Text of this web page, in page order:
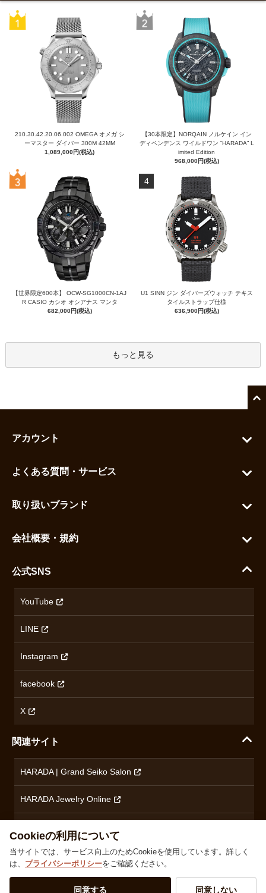
210.30.42.20.06.002 OMEGA オメガ シ
ーマスター ダイバー 300M 42MM
1,089,000円(税込)
【30本限定】NORQAIN ノルケイン イン
ディペンデンス ワイルドワン “HARADA” L
imited Edition
968,000円(税込)
【世界限定600本】 OCW-SG1000CN-1AJ
R CASIO カシオ オシアナス マンタ
682,000円(税込)
4
U1 SINN ジン ダイバーズウォッチ テキス
タイルストラップ仕様
636,900円(税込)
もっと見る
アカウント
お気に入りを見る
よくある質問・サービス
ご利用ガイド
配送・送料について
取り扱いブランド
セイコー
カシオ
ミナセ
オリエントスター
オメガ
ロンジン
ブランド一覧を見る
会社概要・規約
沿革
プライバシーポリシー
コンテンツ制作ポリシーおよび生成AIの利用指針
公式SNS
YouTube
LINE
Instagram
facebook
X
関連サイト
HARADA | Grand Seiko Salon
HARADA Jewelry Online
株式会社ハラダ 徳島県徳島市沖浜東1丁目9 古物商許可：徳島県公安委員会 第801010001664号
Cookieの利用について
当サイトでは、サービス向上のためCookieを使用しています。詳しく
は、 プライバシーポリシーをご確認ください。
同意する 同意しない